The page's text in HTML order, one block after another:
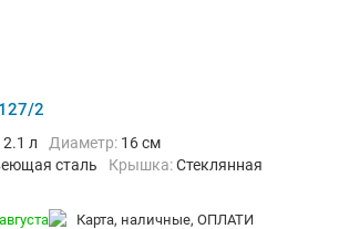
2
2.1 л Диаметр: 16 см
сталь крышка:Стеклянная
карта, наличные, ОПЛАТИ